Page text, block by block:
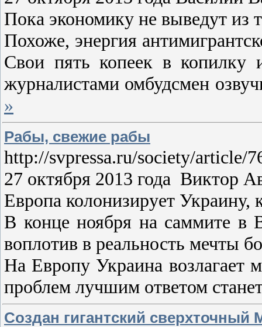
Пока экономику не выведут из
Похоже, энергия
Свои пять копеек в копилку
журналистами омбудсмен
»
Рабы, свежие рабы
http://svpressa.ru/society/article/
27 октября 2013 года Виктор
Европа колонизирует Украину,
В конце ноября на саммите в
воплотив в реальность мечты
На Европу Украина возлагает
проблем лучшим ответом
Создан гигантский сверхточный